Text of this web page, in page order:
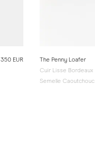
350 EUR
The Penny Loafer
Cuir Lisse Bordeaux
Semelle Caoutchouc